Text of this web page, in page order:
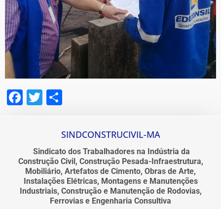
Facebook
Twitter
SINDCONSTRUCIVIL-MA
Sindicato dos Trabalhadores na Indústria da
Construção Civil, Construção Pesada-Infraestrutura,
Mobiliário, Artefatos de Cimento, Obras de Arte,
Instalações Elétricas, Montagens e Manutenções
Industriais, Construção e Manutenção de Rodovias,
Ferrovias e Engenharia Consultiva